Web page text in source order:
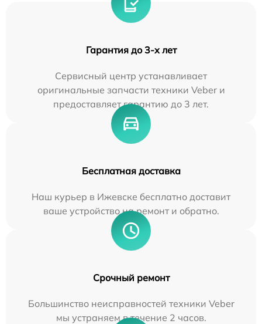
Гарантия до 3-х лет
Сервисный центр устанавливает
оригинальные запчасти техники Veber и
предоставляет гарантию до 3 лет.
Бесплатная доставка
Наш курьер в Ижевске бесплатно доставит
ваше устройство на ремонт и обратно.
Срочный ремонт
Большинство неисправностей техники Veber
мы устраняем в течение 2 часов.